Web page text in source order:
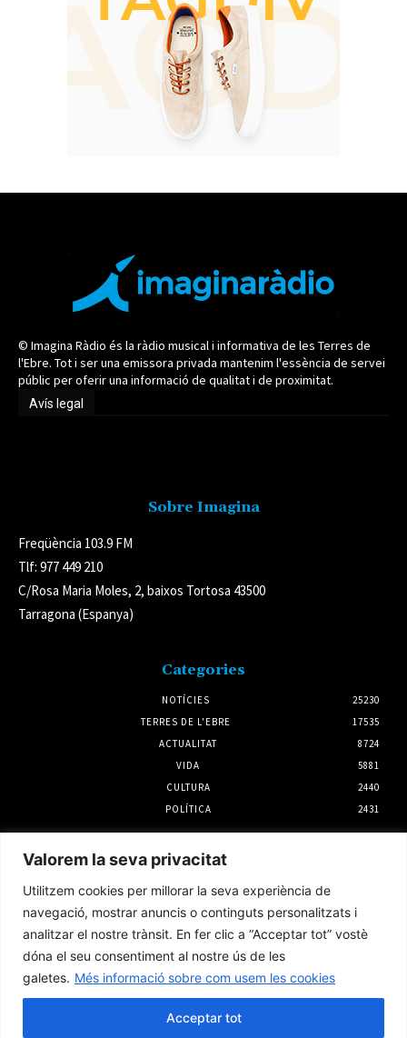
Valorem la seva privacitat
Utilitzem cookies per millorar la seva experiència de
navegació, mostrar anuncis o continguts personalitzats i
analitzar el nostre trànsit. En fer clic a “Acceptar tot” vostè
dóna el seu consentiment al nostre ús de les
galetes. Més informació sobre com usem les cookies
Acceptar tot
© Imagina Ràdio és la ràdio musical i informativa de les Terres de
l'Ebre. Tot i ser una emissora privada mantenim l'essència de servei
públic per oferir una informació de qualitat i de proximitat.
Avís legal
Sobre Imagina
Freqüència 103.9 FM
Tlf: 977 449 210
C/Rosa Maria Moles, 2, baixos Tortosa 43500
Tarragona (Espanya)
Categories
NOTÍCIES
25230
TERRES DE L'EBRE
17535
ACTUALITAT
8724
VIDA
5881
CULTURA
2440
POLÍTICA
2431
L’Ametlla de Mar i Palamós preparen el 10è
aniversari del seu agermanament
3 agost 2026
L’Hospital Joan XXIII estrena una tècnica
per obtenir mostres de teixit pulmonar sense
6 agost 2026